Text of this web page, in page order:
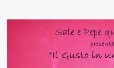
(Pat) della Calabria. Un
fresco o essiccato in ricette della
Durante la prima serata
versatilità di questo ingrediente